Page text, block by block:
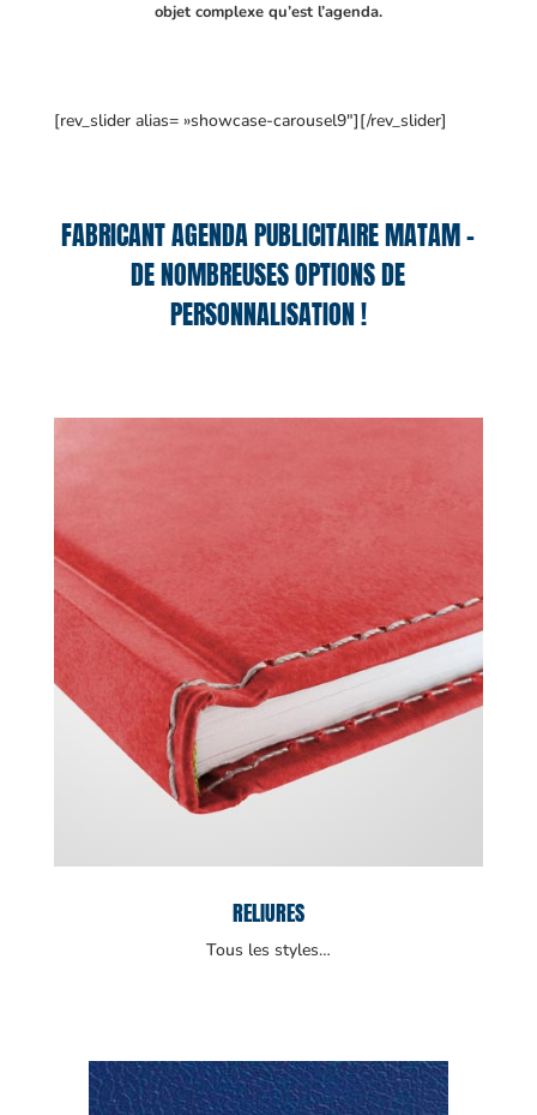
objet complexe qu’est l’agenda.
[rev_slider alias= »showcase-carousel9″][/rev_slider]
FABRICANT AGENDA PUBLICITAIRE MATAM –
DE NOMBREUSES OPTIONS DE
PERSONNALISATION !
RELIURES
Tous les styles…